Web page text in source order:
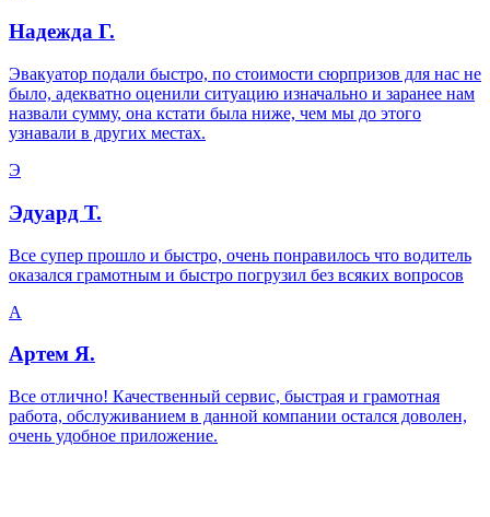
Надежда Г.
Эвакуатор подали быстро, по стоимости сюрпризов для нас не
было, адекватно оценили ситуацию изначально и заранее нам
назвали сумму, она кстати была ниже, чем мы до этого
узнавали в других местах.
Э
Эдуард Т.
Все супер прошло и быстро, очень понравилось что водитель
оказался грамотным и быстро погрузил без всяких вопросов
А
Артем Я.
Все отлично! Качественный сервис, быстрая и грамотная
работа, обслуживанием в данной компании остался доволен,
очень удобное приложение.